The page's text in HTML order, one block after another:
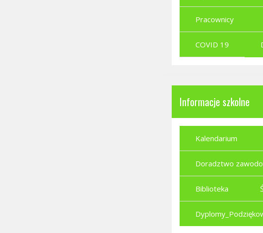
Pracownicy
COVID 19
Informacje szkolne
Kalendarium
Doradztwo
Biblioteka